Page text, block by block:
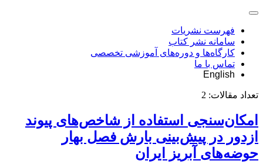
فهرست نشریات
سامانه نشر کتاب
کارگاه‌ها و دوره‌های آموزشی تخصصی
تماس با ما
English
تعداد مقالات: 2
امکان‌سنجی استفاده از شاخص‌های پیوند
ازدور در پیش‌بینی بارش فصل بهار
حوضه‌های آبریز ایران